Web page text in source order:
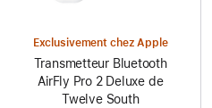
Exclusivement chez Apple
Transmetteur Bluetooth
AirFly Pro 2 Deluxe de
Twelve South